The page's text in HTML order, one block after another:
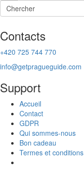
Contacts
+420 725 744 770
info@getpragueguide.com
Support
Accueil
Contact
GDPR
Qui sommes-nous
Bon cadeau
Termes et conditions